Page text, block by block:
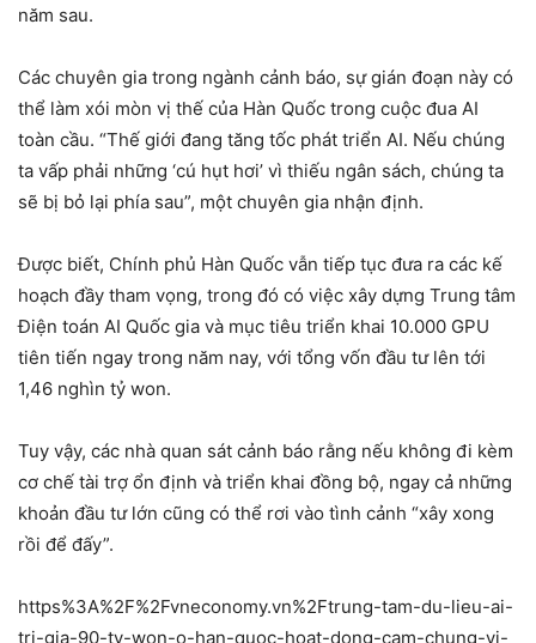
năm sau.
Các chuyên gia trong ngành cảnh báo, sự gián đoạn này có
thể làm xói mòn vị thế của Hàn Quốc trong cuộc đua AI
toàn cầu. “Thế giới đang tăng tốc phát triển AI. Nếu chúng
ta vấp phải những ‘cú hụt hơi’ vì thiếu ngân sách, chúng ta
sẽ bị bỏ lại phía sau”, một chuyên gia nhận định.
Được biết, Chính phủ Hàn Quốc vẫn tiếp tục đưa ra các kế
hoạch đầy tham vọng, trong đó có việc xây dựng Trung tâm
Điện toán AI Quốc gia và mục tiêu triển khai 10.000 GPU
tiên tiến ngay trong năm nay, với tổng vốn đầu tư lên tới
1,46 nghìn tỷ won.
Tuy vậy, các nhà quan sát cảnh báo rằng nếu không đi kèm
cơ chế tài trợ ổn định và triển khai đồng bộ, ngay cả những
khoản đầu tư lớn cũng có thể rơi vào tình cảnh “xây xong
rồi để đấy”.
https%3A%2F%2Fvneconomy.vn%2Ftrung-tam-du-lieu-ai-
tri-gia-90-ty-won-o-han-quoc-hoat-dong-cam-chung-vi-